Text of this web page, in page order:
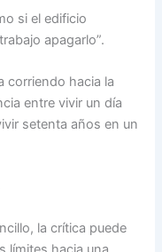
si el edificio
apagarlo”.
corriendo hacia la
entre vivir un día
setenta años en un
la crítica puede